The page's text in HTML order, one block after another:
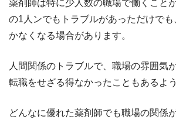
薬剤師は特に少人数の職場で働くこと
の1人ンでもトラブルがあっただけで
かなくなる場合があります。
人間関係のトラブルで、職場の雰囲気
転職をせざる得なかったこともあるよう
どんなに優れた薬剤師でも職場の関係